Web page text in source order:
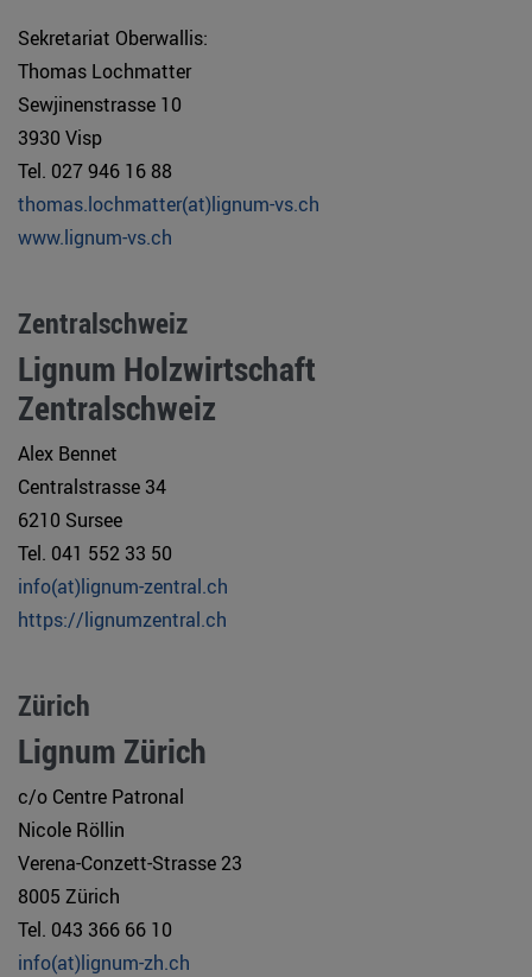
Sekretariat Oberwallis:
Thomas Lochmatter
Sewjinenstrasse 10
3930 Visp
Tel. 027 946 16 88
thomas.lochmatter(at)lignum-vs.ch
www.lignum-vs.ch
Zentralschweiz
Lignum Holzwirtschaft
Zentralschweiz
Alex Bennet
Centralstrasse 34
6210 Sursee
Tel. 041 552 33 50
info(at)lignum-zentral.ch
https://lignumzentral.ch
Zürich
Lignum Zürich
c/o Centre Patronal
Nicole Röllin
Verena-Conzett-Strasse 23
8005 Zürich
Tel. 043 366 66 10
info(at)lignum-zh.ch